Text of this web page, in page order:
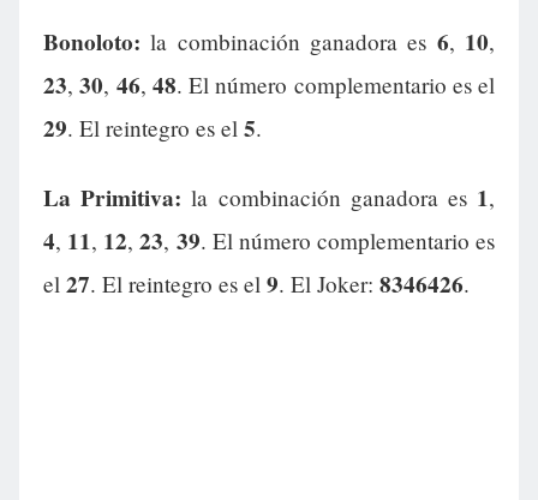
Bonoloto: la combinación ganadora es 6, 10,
23,30, 46, 48. El número complementario es el
29. El reintegro es el 5.
La Primitiva: la combinación ganadora es 1,
4, 11, 12,23, 39. El número complementario es
el 27. El reintegro es el 9. El Joker: 8346426.